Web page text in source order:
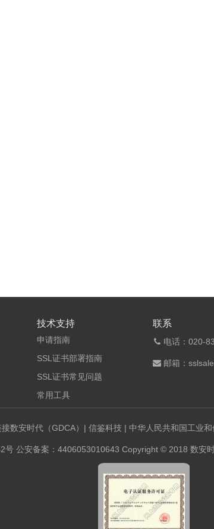
技术支持
申请指南
SSL证书部署指南
SSL证书常见问题
常用工具
联系
电话：020-
邮箱：
接数安时代（GDCA） | 信鉴科技 | 中华人民共和国工业和
号 公安备案：4406053010643 Copyright © 2018 数安